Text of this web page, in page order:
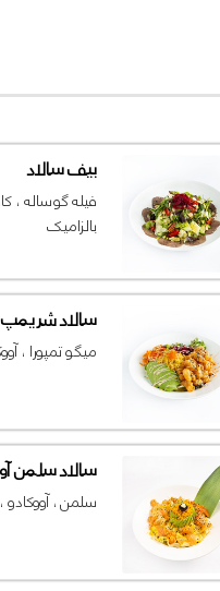
بیف سالاد
فیله گوساله ،
بالزامیک
سالاد شریمپ
میگو تمپورا ،
سالاد سلمن
سلمن ،